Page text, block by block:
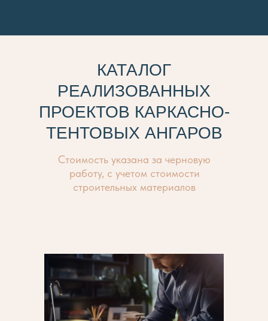
КАТАЛОГ
РЕАЛИЗОВАННЫХ
ПРОЕКТОВ КАРКАСНО-
ТЕНТОВЫХ АНГАРОВ
Стоимость указана за черновую
работу, с учетом стоимости
строительных материалов